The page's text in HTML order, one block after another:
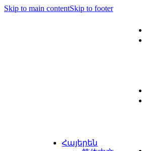
Skip to main contentSkip to footer
Հայերեն